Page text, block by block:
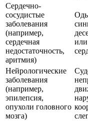
Сердечно-
сосудистые
заболевания
(например,
сердечная
недостаточность,
аритмия)
или
Нейрологические
заболевания
(например,
эпилепсия,
опухоли головного
мозга)